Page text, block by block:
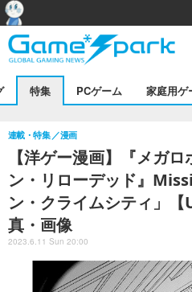
特集 PCゲーム 家庭用ゲ
【洋ゲー漫画】『メガ
ン・リローデッド』
ン・クライムシティ」
真・画像
連載・特集 漫画
2023.6.11 Sun 20:00